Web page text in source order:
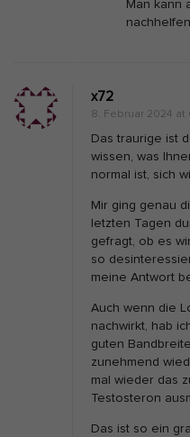
c
n
i
c
h
t
Man kann
x72
8. Februar 2024 at
Das traurige ist
wissen, was
normal ist, sich
Mir ging genau
letzten Tagen
gefragt, ob es
so
meine Antwort
Auch wenn die
nachwirkt, hab
guten
zunehmend
mal wieder das
Testosteron
Das ist so ein